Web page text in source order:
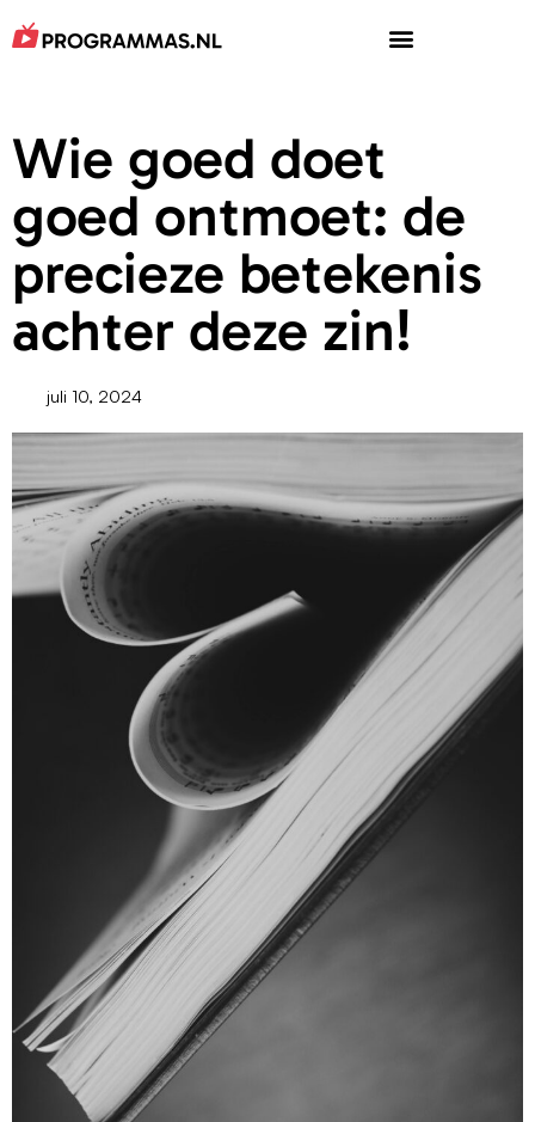
Wie goed doet
goed ontmoet: de
precieze betekenis
achter deze zin!
juli 10, 2024